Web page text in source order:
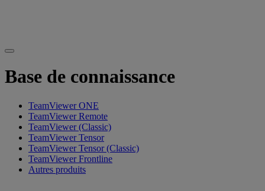
Base de connaissance
TeamViewer ONE
TeamViewer Remote
TeamViewer (Classic)
TeamViewer Tensor
TeamViewer Tensor (Classic)
TeamViewer Frontline
Autres produits